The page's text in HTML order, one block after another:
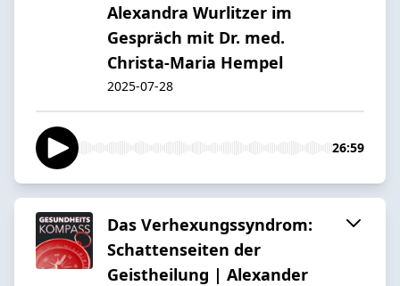
Alexandra Wurlitzer im
Gespräch mit Dr. med.
Christa-Maria Hempel
2025-07-28
26:59
Das Verhexungssyndrom:
Schattenseiten der
Geistheilung | Alexander